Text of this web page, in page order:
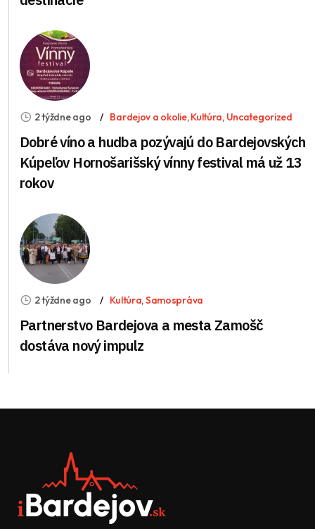
2 týždne ago Bardejov a okolie,Kultúra, Uncategorized
Dobré víno a hudba pozývajú do Bardejovských
Kúpeľov Hornošarišský vínny festival má už 13
rokov
2 týždne ago Kultúra,Samospráva
Partnerstvo Bardejova a mesta Zamošč
dostáva nový impulz